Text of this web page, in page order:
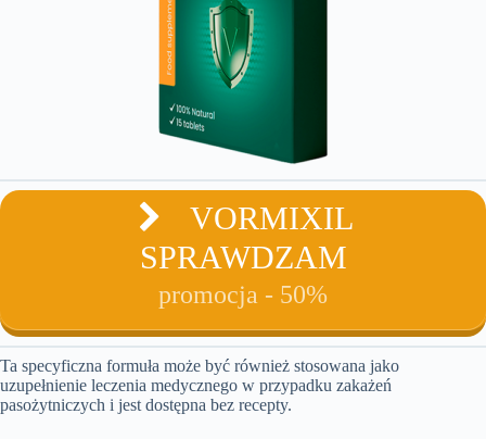
VORMIXIL
SPRAWDZAM
promocja - 50%
Ta specyficzna formuła może być również stosowana jako
uzupełnienie leczenia medycznego w przypadku zakażeń
pasożytniczych i jest dostępna bez recepty.